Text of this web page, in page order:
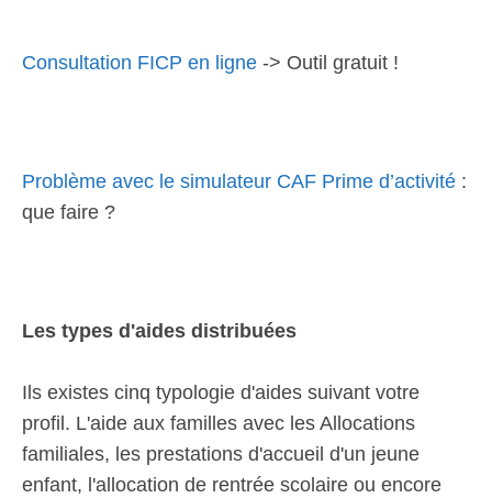
Consultation FICP en ligne -> Outil gratuit !
Problème avec le simulateur CAF Prime d’activité :
que faire ?
Les types d'aides distribuées
Ils existes cinq typologie d'aides suivant votre
profil. L'aide aux familles avec les Allocations
familiales, les prestations d'accueil d'un jeune
enfant, l'allocation de rentrée scolaire ou encore